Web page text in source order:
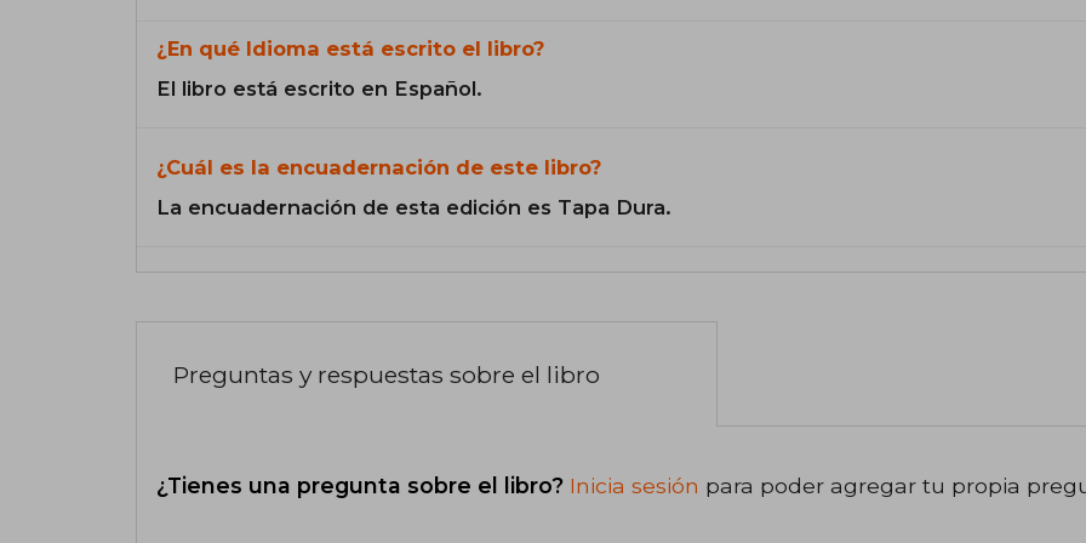
¿En qué Idioma está escrito el libro?
El libro está escrito en Español.
¿Cuál es la encuadernación de este libro?
La encuadernación de esta edición es Tapa Dura.
Preguntas y respuestas sobre el libro
¿Tienes una pregunta sobre el libro? Inicia sesión para poder agregar tu propia